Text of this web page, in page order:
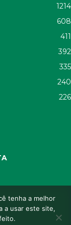
1214
608
411
392
335
240
226
tenha a melhor
a usar este site,